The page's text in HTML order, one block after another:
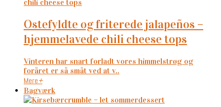
ostefyldte og friterede jalapeños –
hjemmelavede chili cheese tops
Vinteren har snart forladt vores himmelstrøg og
foråret er så småt ved at v..
Mere+
Bagværk